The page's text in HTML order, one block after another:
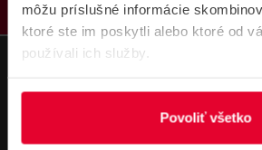
môžu príslušné informácie
ktoré ste im poskytli alebo ktoré od
používali ich služby.
Povoliť všetko
HIK100 + Z85DV85
dložiek Hikvision
162,15 kB